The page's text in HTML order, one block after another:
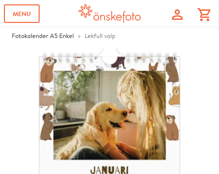
MENU profile shopping_cart
Fotokalender A5 Enkel Lekfull valp